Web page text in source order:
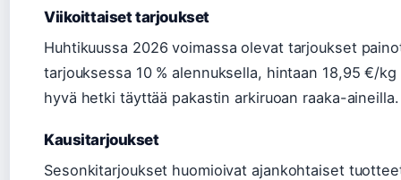
Viikoittaiset tarjoukset
Huhtikuussa 2026 voimassa olevat tarjoukset
tarjouksessa 10 % alennuksella, hintaan 18,95 €/
hyvä hetki täyttää pakastin arkiruoan raaka-aineilla.
Kausitarjoukset
Sesonkitarjoukset huomioivat ajankohtaiset